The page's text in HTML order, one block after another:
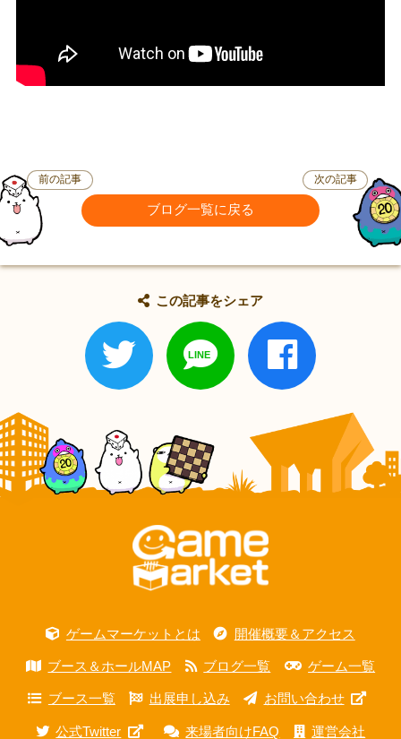
前の記事
ブログ一覧に戻る
次の記事
この記事をシェア
ゲームマーケットとは 開催概要＆アクセス
ブース＆ホールMAP ブログ一覧 ゲーム一覧
ブース一覧 出展申し込み お問い合わせ
公式Twitter 来場者向けFAQ 運営会社